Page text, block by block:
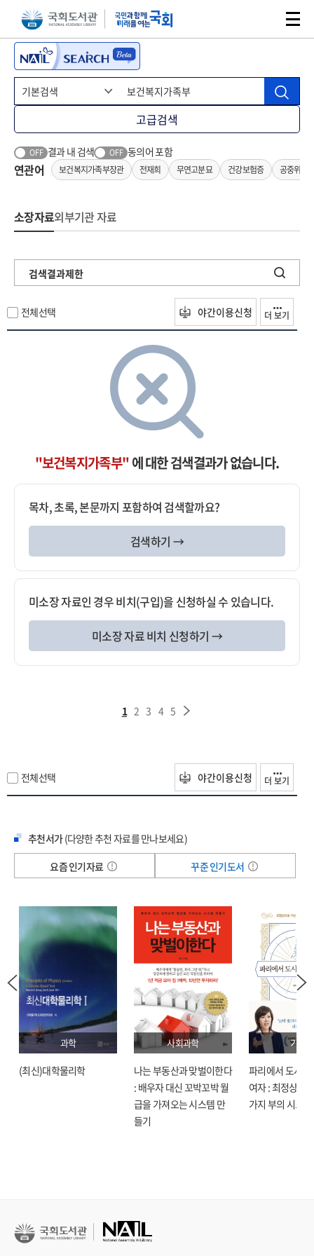
본문 바로가기주메뉴 바로가기
고급검색
OFF 결과 내 검색 OFF 동의어 포함
연관어 보건복지가족부장관 전재희 무연고분묘 건강보험증 공중위생
소장자료외부기관 자료
검색결과제한
전체선택 야간이용신청 더 보기
"보건복지가족부"에 대한 검색결과가 없습니다.
목차, 초록, 본문까지 포함하여 검색할까요?
검색하기 →
미소장 자료인 경우 비치(구입)을 신청하실 수 있습니다.
미소장 자료 비치 신청하기 →
1 2 3 4 5
전체선택 야간이용신청 더 보기
추천서가(다양한 추천 자료를 만나보세요)
요즘 인기자료
꾸준 인기도서
과학
(최신)대학물리학
사회과학
나는 부동산과 맞벌이한다
: 배우자 대신 꼬박꼬박 월
급을 가져오는 시스템 만
들기
기술
파리에서 도시락
여자 : 최정상으
가지 부의 시크릿